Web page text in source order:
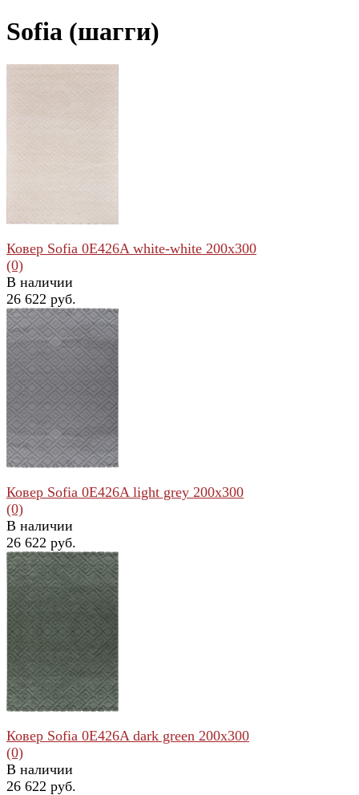
Sofia (шагги)
избранное сравнить
Ковер Sofia 0E426A white-white 200x300
(0)
В наличии
26 622 руб.
избранное сравнить
Ковер Sofia 0E426A light grey 200x300
(0)
В наличии
26 622 руб.
Ковер Sofia 0E426A dark green 200x300
(0)
В наличии
26 622 руб.